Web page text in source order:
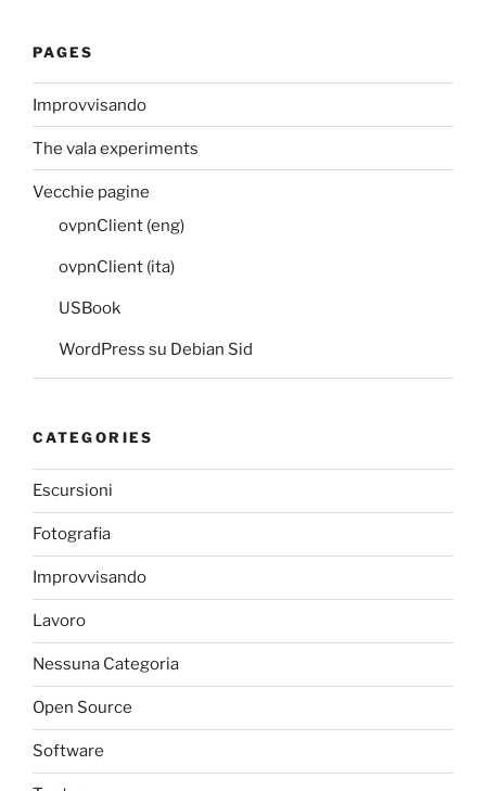
PAGES
Improvvisando
The vala experiments
Vecchie pagine
ovpnClient (eng)
ovpnClient (ita)
USBook
WordPress su Debian Sid
CATEGORIES
Escursioni
Fotografia
Improvvisando
Lavoro
Nessuna Categoria
Open Source
Software